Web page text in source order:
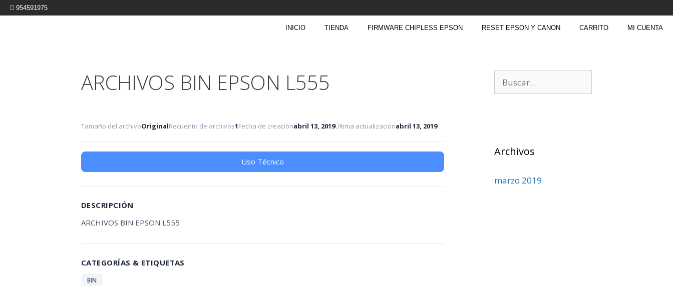
954591975
INICIO TIENDA FIRMWARE CHIPLESS EPSON RESET EPSON Y CANON CARRITO MI CUENTA
ARCHIVOS BIN EPSON L555
Tamaño del archivoOriginalRecuento de archivos1Fecha de creaciónabril 13, 2019Última actualizaciónabril 13, 2019
Uso Técnico
DESCRIPCIÓN
ARCHIVOS BIN EPSON L555
CATEGORÍAS & ETIQUETAS
BIN
Archivos
marzo 2019